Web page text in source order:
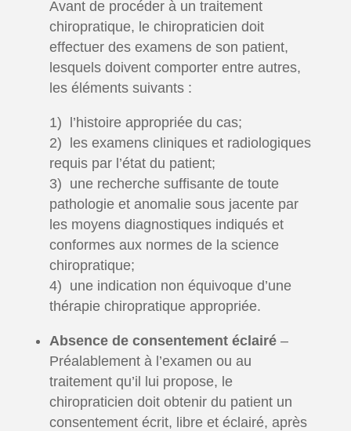
Avant de procéder à un traitement
chiropratique, le chiropraticien doit
effectuer des examens de son patient,
lesquels doivent comporter entre autres,
les éléments suivants :
1) l’histoire appropriée du cas;
2) les examens cliniques et radiologiques
requis par l’état du patient;
3) une recherche suffisante de toute
pathologie et anomalie sous jacente par
les moyens diagnostiques indiqués et
conformes aux normes de la science
chiropratique;
4) une indication non équivoque d’une
thérapie chiropratique appropriée.
Absence de consentement éclairé–
Préalablement à l’examen ou au
traitement qu’il lui propose, le
chiropraticien doit obtenir du patient un
consentement écrit, libre et éclairé, après